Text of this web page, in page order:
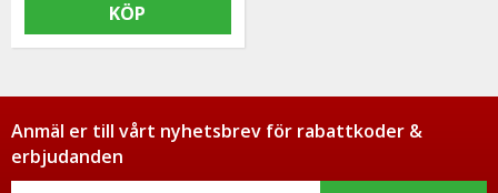
KÖP
Anmäl er till vårt nyhetsbrev för rabattkoder &
erbjudanden